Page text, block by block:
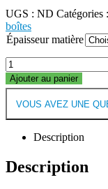
UGS : ND Catégories :
boîtes
Épaisseur matière
Ajouter au panier
VOUS AVEZ UNE
Description
Description